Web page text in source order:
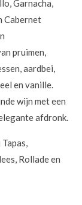
Garnacha,
Cabernet
pruimen,
aardbei,
en vanille.
wijn met een
afdronk.
Rollade en